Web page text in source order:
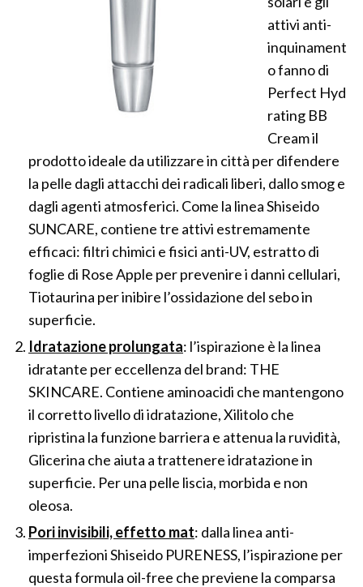
attivi anti-
inquinament
o fanno di
Perfect Hyd
rating BB
Cream il
prodotto ideale da utilizzare in città per difendere
la pelle dagli attacchi dei radicali liberi, dallo smog e
dagli agenti atmosferici. Come la linea Shiseido
SUNCARE, contiene tre attivi estremamente
efficaci: filtri chimici e fisici anti-UV, estratto di
foglie di Rose Apple per prevenire i danni cellulari,
Tiotaurina per inibire l’ossidazione del sebo in
superficie.
Idratazione prolungata: l’ispirazione è la linea
idratante per eccellenza del brand: THE
SKINCARE. Contiene aminoacidi che mantengono
il corretto livello di idratazione, Xilitolo che
ripristina la funzione barriera e attenua la ruvidità,
Glicerina che aiuta a trattenere idratazione in
superficie. Per una pelle liscia, morbida e non
oleosa.
Pori invisibili, effetto mat: dalla linea anti-
imperfezioni Shiseido PURENESS, l’ispirazione per
questa formula oil-free che previene la comparsa